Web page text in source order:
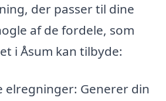
der passer til dine
af de fordele, som
i Åsum kan tilbyde:
elregninger: Generer din